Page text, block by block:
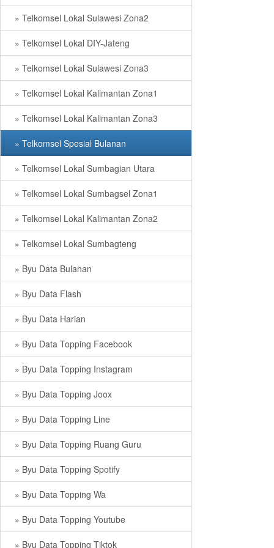
» Telkomsel Lokal Sulawesi Zona2
» Telkomsel Lokal DIY-Jateng
» Telkomsel Lokal Sulawesi Zona3
» Telkomsel Lokal Kalimantan Zona1
» Telkomsel Lokal Kalimantan Zona3
» Telkomsel Spesial Bulanan
» Telkomsel Lokal Sumbagian Utara
» Telkomsel Lokal Sumbagsel Zona1
» Telkomsel Lokal Kalimantan Zona2
» Telkomsel Lokal Sumbagteng
» Byu Data Bulanan
» Byu Data Flash
» Byu Data Harian
» Byu Data Topping Facebook
» Byu Data Topping Instagram
» Byu Data Topping Joox
» Byu Data Topping Line
» Byu Data Topping Ruang Guru
» Byu Data Topping Spotify
» Byu Data Topping Wa
» Byu Data Topping Youtube
» Byu Data Topping Tiktok